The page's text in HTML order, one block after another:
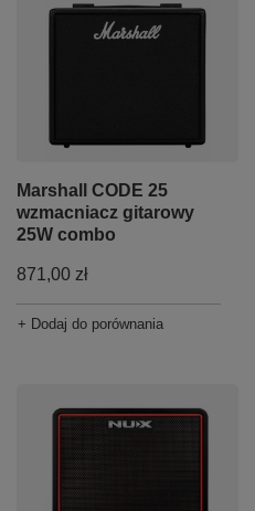
Marshall CODE 25
wzmacniacz gitarowy
25W combo
871,00 zł
+ Dodaj do porównania